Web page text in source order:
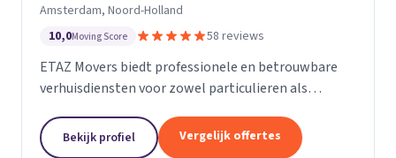
Amsterdam, Noord-Holland
10,0Moving Score 58 reviews
ETAZ Movers biedt professionele en betrouwbare
verhuisdiensten voor zowel particulieren als
persoonlijke aanpak, zodat elke verhuizing efficiënt
en zonder stress verloopt. Ons team werkt
Bekijk profiel Vergelijk offertes